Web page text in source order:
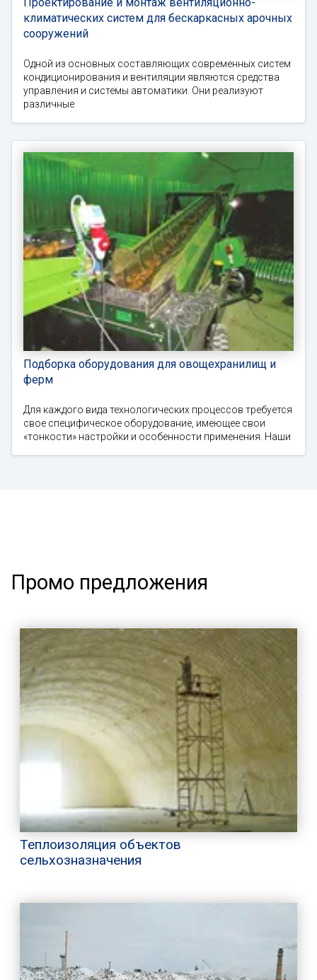
Проектирование и монтаж вентиляционно-
климатических систем для бескаркасных арочных
сооружений
Одной из основных составляющих современных систем
кондиционирования и вентиляции являются средства
управления и системы автоматики. Они реализуют
различные
Подборка оборудования для овощехранилищ и
ферм
Для каждого вида технологических процессов требуется
свое специфическое оборудование, имеющее свои
«тонкости» настройки и особенности применения. Наши
Промо предложения
Теплоизоляция объектов
сельхозназначения